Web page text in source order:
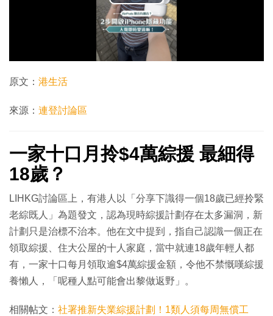
放
影
原文： 港生活
來源： 連登討論區
一家十口月拎$4萬綜援 最細得
18歲？
LIHKG討論區上，有港人以「分享下識得一個18歲已經拎緊
老綜既人」為題發文，認為現時綜援計劃存在太多漏洞，新
計劃只是治標不治本。他在文中提到，指自己認識一個正在
領取綜援、住大公屋的十人家庭，當中就連18歲年輕人都
有，一家十口每月領取逾$4萬綜援金額，令他不禁慨嘆綜援
養懶人，「呢種人點可能會出黎做返野」。
相關帖文： 社署推新失業綜援計劃！1類人須每周無償工